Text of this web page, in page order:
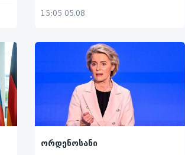
15:05 05.08
ორდენოსანი